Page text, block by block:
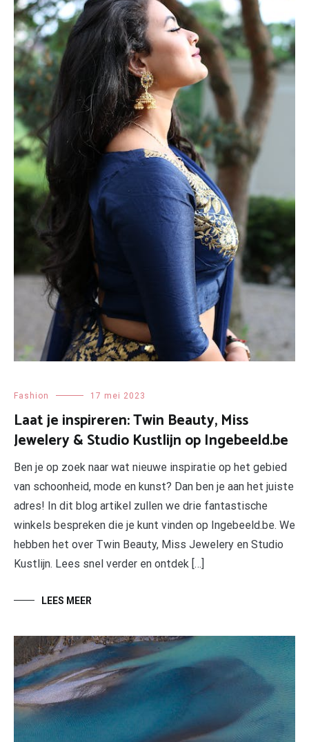
Fashion 17 mei 2023
Laat je inspireren: Twin Beauty, Miss
Jewelery & Studio Kustlijn op Ingebeeld.be
Ben je op zoek naar wat nieuwe inspiratie op het gebied
van schoonheid, mode en kunst? Dan ben je aan het juiste
adres! In dit blog artikel zullen we drie fantastische
winkels bespreken die je kunt vinden op Ingebeeld.be. We
hebben het over Twin Beauty, Miss Jewelery en Studio
Kustlijn. Lees snel verder en ontdek […]
LEES MEER